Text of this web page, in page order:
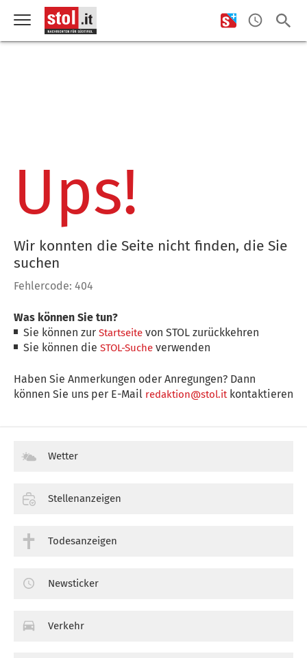
Ups!
Wir konnten die Seite nicht finden, die Sie
suchen
Fehlercode: 404
Was können Sie tun?
Sie können zurStartseite von STOL zurückkehren
Sie können dieSTOL-Suche verwenden
Haben Sie Anmerkungen oder Anregungen? Dann
können Sie uns per E-Mail redaktion@stol.itkontaktieren
Wetter
Stellenanzeigen
Todesanzeigen
Newsticker
Verkehr